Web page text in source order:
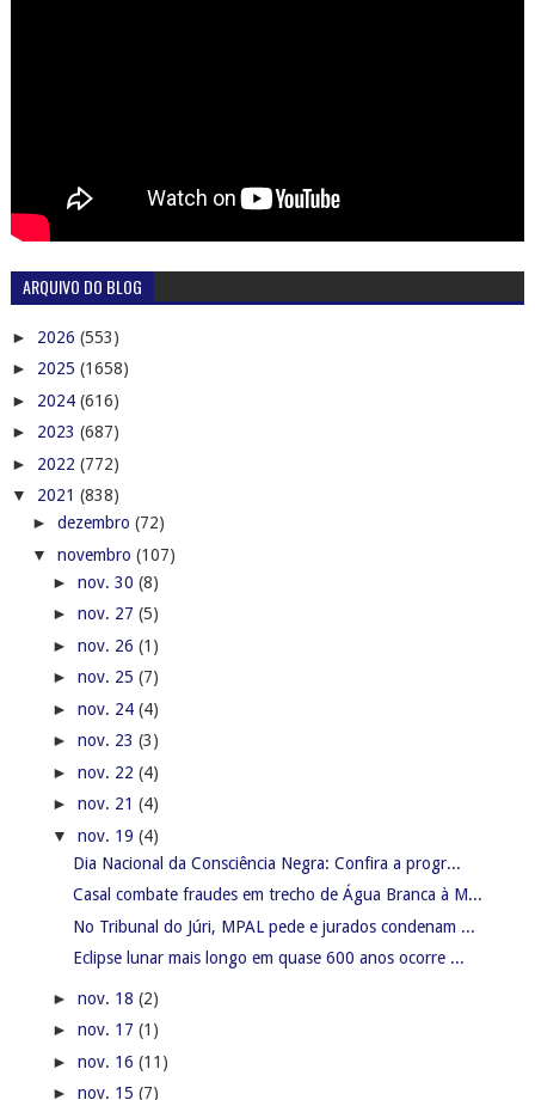
ARQUIVO DO BLOG
► 2026 (553)
► 2025 (1658)
► 2024 (616)
► 2023 (687)
► 2022 (772)
▼ 2021 (838)
► dezembro (72)
▼ novembro (107)
► nov. 30 (8)
► nov. 27 (5)
► nov. 26 (1)
► nov. 25 (7)
► nov. 24 (4)
► nov. 23 (3)
► nov. 22 (4)
► nov. 21 (4)
▼ nov. 19 (4)
Dia Nacional da Consciência Negra: Confira a progr...
Casal combate fraudes em trecho de Água Branca à M...
No Tribunal do Júri, MPAL pede e jurados condenam ...
Eclipse lunar mais longo em quase 600 anos ocorre ...
► nov. 18 (2)
► nov. 17 (1)
► nov. 16 (11)
► nov. 15 (7)